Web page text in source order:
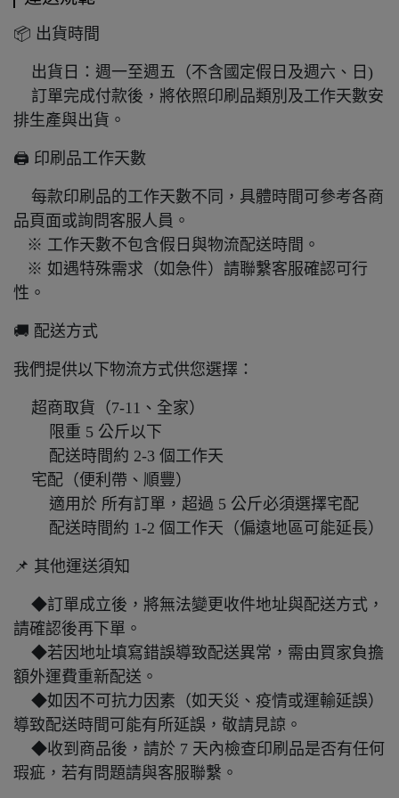
📦 出貨時間
出貨日：週一至週五（不含國定假日及週六、日)
訂單完成付款後，將依照印刷品類別及工作天數安
排生產與出貨。
🖨️ 印刷品工作天數
每款印刷品的工作天數不同，具體時間可參考各商
品頁面或詢問客服人員。
※ 工作天數不包含假日與物流配送時間。
※ 如遇特殊需求（如急件）請聯繫客服確認可行
性。
🚚 配送方式
我們提供以下物流方式供您選擇：
超商取貨（7-11、全家）
限重 5 公斤以下
配送時間約 2-3 個工作天
宅配（便利帶、順豐）
適用於 所有訂單，超過 5 公斤必須選擇宅配
配送時間約 1-2 個工作天（偏遠地區可能延長）
📌 其他運送須知
◆訂單成立後，將無法變更收件地址與配送方式，
請確認後再下單。
◆若因地址填寫錯誤導致配送異常，需由買家負擔
額外運費重新配送。
◆如因不可抗力因素（如天災、疫情或運輸延誤）
導致配送時間可能有所延誤，敬請見諒。
◆收到商品後，請於 7 天內檢查印刷品是否有任何
瑕疵，若有問題請與客服聯繫。